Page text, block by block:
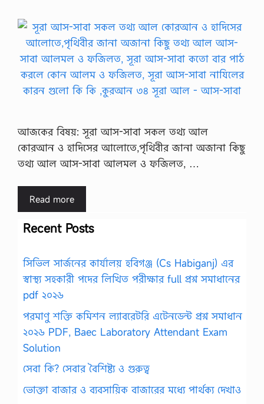
আজকের বিষয়: সূরা আস-সাবা সকল তথ্য আল
কোরআন ও হাদিসের আলোতে,পৃথিবীর জানা অজানা কিছু
তথ্য আল আস-সাবা আলমল ও ফজিলত, …
Read more
Recent Posts
সিভিল সার্জনের কার্যালয় হবিগঞ্জ (Cs Habiganj) এর
স্বাস্থ্য সহকারী পদের লিখিত পরীক্ষার full প্রশ্ন সমাধানের
pdf ২০২৬
পরমাণু শক্তি কমিশন ল্যাবরেটরি এটেনডেন্ট প্রশ্ন সমাধান
২০২৬ PDF, Baec Laboratory Attendant Exam
Solution
সেবা কি? সেবার বৈশিষ্ট্য ও গুরুত্ব
ভোক্তা বাজার ও ব্যবসায়িক বাজারের মধ্যে পার্থক্য দেখাও